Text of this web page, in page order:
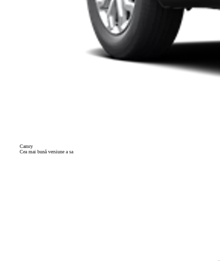
Camry
Cea mai bună versiune a sa